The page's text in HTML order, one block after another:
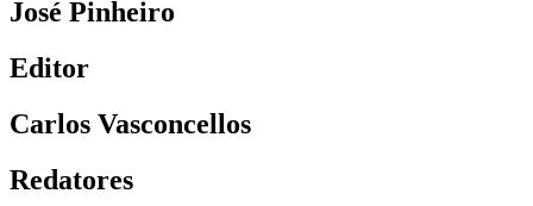
José Pinheiro
Editor
Carlos Vasconcellos
Redatores